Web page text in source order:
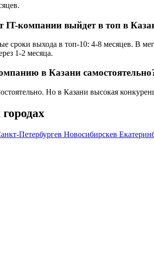
IT-компании выйдет в топ в
сроки выхода в топ-10: 4-8 месяцев. В
1-2 месяца.
в Казани
Но в Казани высокая
Петербургев Новосибирскев